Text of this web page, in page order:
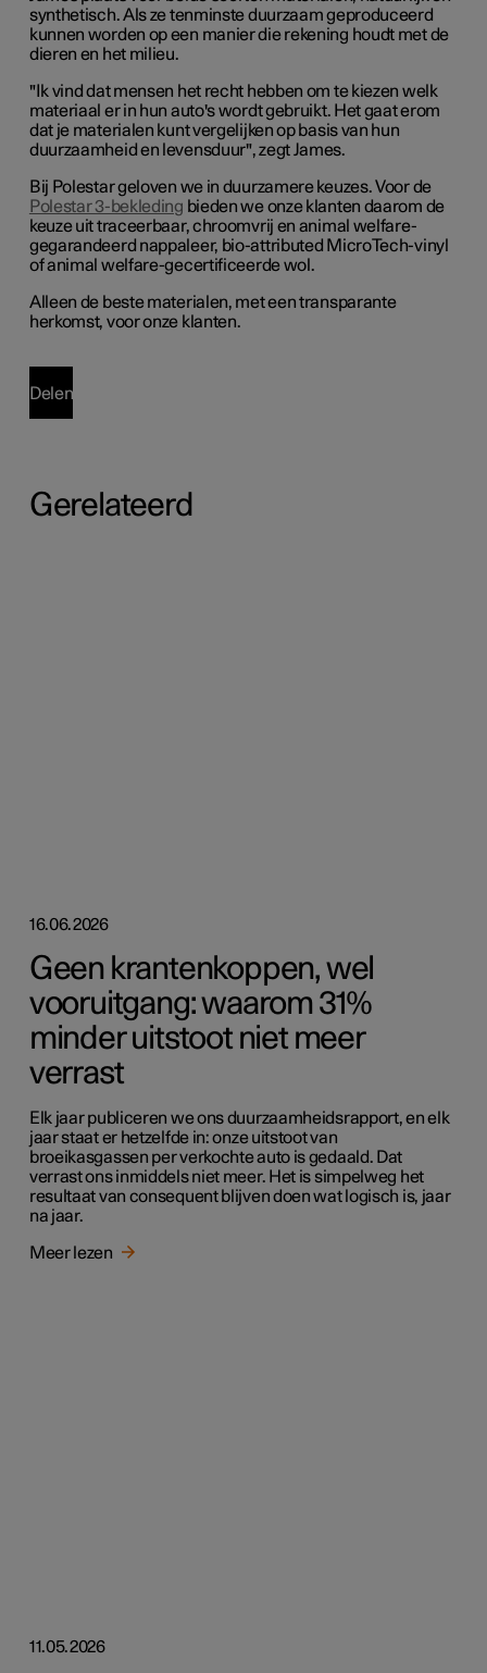
synthetisch. Als ze tenminste duurzaam geproduceerd
kunnen worden op een manier die rekening houdt met de
dieren en het milieu.
"Ik vind dat mensen het recht hebben om te kiezen welk
materiaal er in hun auto's wordt gebruikt. Het gaat erom
dat je materialen kunt vergelijken op basis van hun
duurzaamheid en levensduur", zegt James.
Bij Polestar geloven we in duurzamere keuzes. Voor de
Polestar 3-bekleding bieden we onze klanten daarom de
keuze uit traceerbaar, chroomvrij en animal welfare-
gegarandeerd nappaleer, bio-attributed MicroTech-vinyl
of animal welfare-gecertificeerde wol.
Alleen de beste materialen, met een transparante
herkomst, voor onze klanten.
Delen
Gerelateerd
16.06.2026
Geen krantenkoppen, wel
vooruitgang: waarom 31%
minder uitstoot niet meer
verrast
Elk jaar publiceren we ons duurzaamheidsrapport, en elk
jaar staat er hetzelfde in: onze uitstoot van
broeikasgassen per verkochte auto is gedaald. Dat
verrast ons inmiddels niet meer. Het is simpelweg het
resultaat van consequent blijven doen wat logisch is, jaar
na jaar.
Meer lezen
11.05.2026